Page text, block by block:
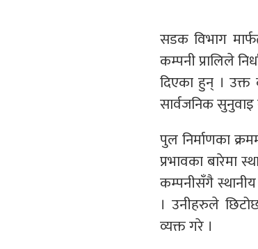
सडक विभाग
कम्पनी प्रालिले
दिएका हुन् । उक्त
सार्वजनिक
पुल निर्माणका
प्रभावका बारेमा
कम्पनीसँगै
। उनीहरुले
व्यक्त गरे ।